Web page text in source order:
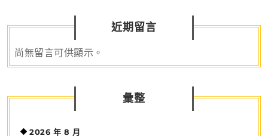
近期留言
尚無留言可供顯示。
彙整
2026 年 8 月